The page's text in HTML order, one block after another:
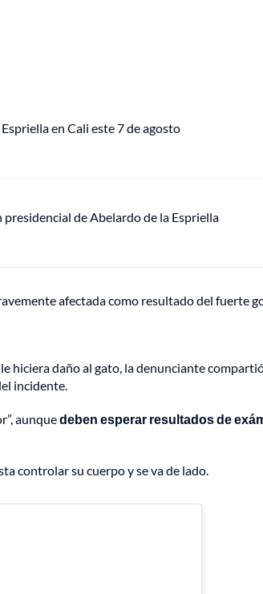
en Cali este 7 de agosto
de Abelardo de la Espriella
afectada como resultado del fuerte
hiciera daño al gato, la denunciante
incidente.
aunquedeben esperar resultados de
controlar su cuerpo y se va de lado.